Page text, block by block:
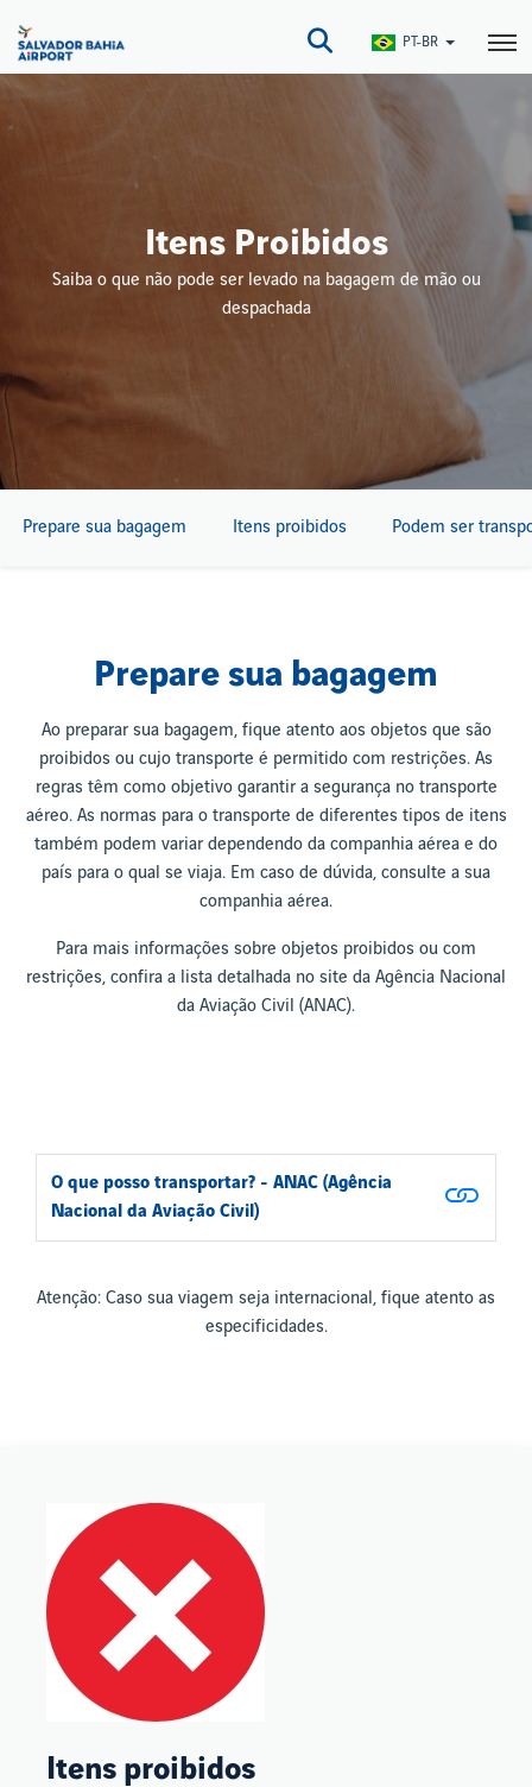
para
o
conteúdo
principal
PT-BR
Itens Proibidos
Saiba o que não pode ser levado na bagagem de mão ou
despachada
Prepare sua bagagem Itens proibidos Podem ser
Prepare sua bagagem
Ao preparar sua bagagem, fique atento aos objetos que são
proibidos ou cujo transporte é permitido com restrições. As
regras têm como objetivo garantir a segurança no transporte
aéreo. As normas para o transporte de diferentes tipos de itens
também podem variar dependendo da companhia aérea e do
país para o qual se viaja. Em caso de dúvida, consulte a sua
companhia aérea.
Para mais informações sobre objetos proibidos ou com
restrições, confira a lista detalhada no site da Agência Nacional
da Aviação Civil (ANAC).
O que posso transportar? - ANAC (Agência
Nacional da Aviação Civil)
Atenção: Caso sua viagem seja internacional, fique atento as
especificidades.
Itens proibidos